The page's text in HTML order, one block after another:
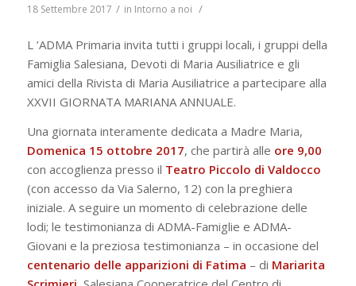
18 Settembre 2017 / in Intorno a noi /
L ’ADMA Primaria invita tutti i gruppi locali, i gruppi della
Famiglia Salesiana, Devoti di Maria Ausiliatrice e gli
amici della Rivista di Maria Ausiliatrice a partecipare alla
XXVII GIORNATA MARIANA ANNUALE.
Una giornata interamente dedicata a Madre Maria,
Domenica 15 ottobre 2017, che partirà alle ore 9,00
con accoglienza presso il Teatro Piccolo di Valdocco
(con accesso da Via Salerno, 12) con la preghiera
iniziale. A seguire un momento di celebrazione delle
lodi; le testimonianza di ADMA-Famiglie e ADMA-
Giovani e la preziosa testimonianza – in occasione del
centenario delle apparizioni di Fatima – di Mariarita